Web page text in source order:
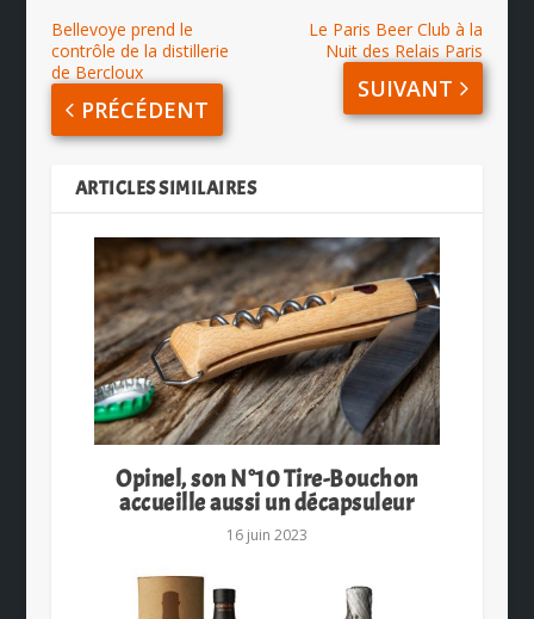
Bellevoye prend le
contrôle de la distillerie
de Bercloux
PRÉCÉDENT
Le Paris Beer Club à la
Nuit des Relais Paris
SUIVANT
ARTICLES SIMILAIRES
Opinel, son N°10 Tire-Bouchon
accueille aussi un décapsuleur
16 juin 2023